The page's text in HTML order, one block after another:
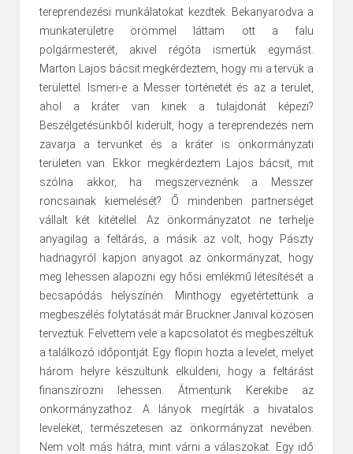
tereprendezési munkálatokat kezdtek. Bekanyarodva a
munkaterületre örömmel láttam ott a falu
polgármesterét, akivel régóta ismertük egymást.
Marton Lajos bácsit megkérdeztem, hogy mi a tervük a
területtel. Ismeri-e a Messer történetét és az a terület,
ahol a kráter van kinek a tulajdonát képezi?
Beszélgetésünkből kiderült, hogy a tereprendezés nem
zavarja a tervünket és a kráter is önkormányzati
területen van. Ekkor megkérdeztem Lajos bácsit, mit
szólna akkor, ha megszerveznénk a Messzer
roncsainak kiemelését? Ő mindenben partnerséget
vállalt két kitétellel. Az önkormányzatot ne terhelje
anyagilag a feltárás, a másik az volt, hogy Pászty
hadnagyról kapjon anyagot az önkormányzat, hogy
meg lehessen alapozni egy hősi emlékmű létesítését a
becsapódás helyszínén. Minthogy egyetértettünk a
megbeszélés folytatását már Bruckner Janival közösen
terveztük. Felvettem vele a kapcsolatot és megbeszéltük
a találkozó időpontját. Egy flopin hozta a levelet, melyet
három helyre készültünk elküldeni, hogy a feltárást
finanszírozni lehessen. Átmentünk Kerekibe az
önkormányzathoz. A lányok megírták a hivatalos
leveleket, természetesen az önkormányzat nevében.
Nem volt más hátra, mint várni a válaszokat. Egy idő